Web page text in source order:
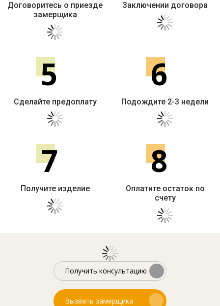
Договоритесь о приезде
замерщика
Заключении договора
5
Сделайте предоплату
6
Подождите 2-3 недели
7
Получите изделие
8
Оплатите остаток по
счету
Получить консультацию
Вызвать замерщика